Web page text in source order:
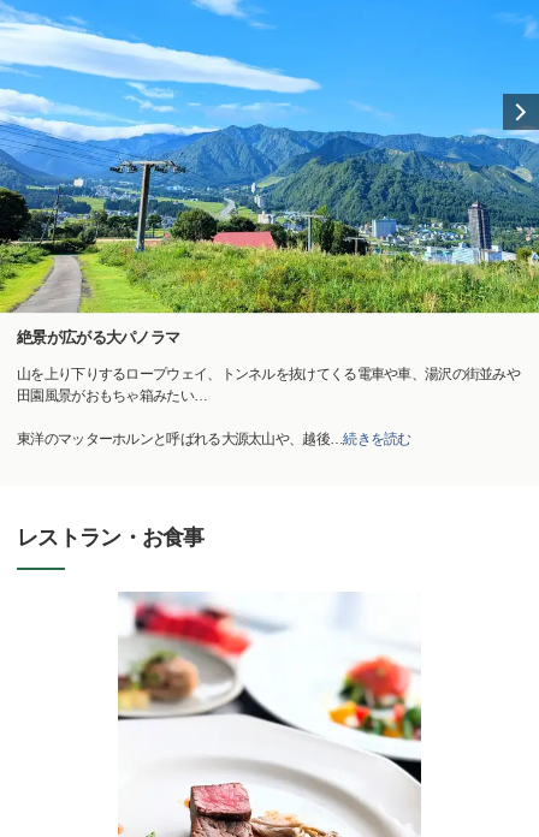
絶景が広がる大パノラマ
山を上り下りするロープウェイ、トンネルを抜けてくる電車や車、湯沢の街並みや
田園風景がおもちゃ箱みたい…
東洋のマッターホルンと呼ばれる大源太山や、越後…続きを読む
レストラン・お食事